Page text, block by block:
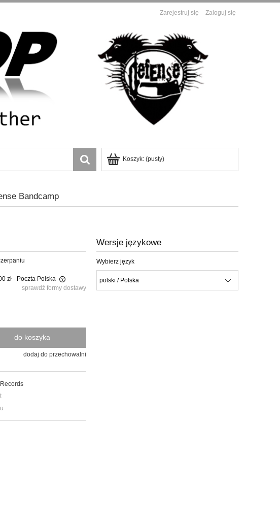
Zarejestruj się Zaloguj się
Koszyk: (pusty)
Bandcamp
zł - Poczta Polska
sprawdź formy dostawy
do koszyka
dodaj do przechowalni
Wersje językowe
Wybierz język